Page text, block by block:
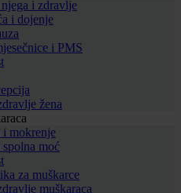
i zdravlje
i dojenje
i PMS
žena
i mokrenje
moć
za muškarce
muškaraca